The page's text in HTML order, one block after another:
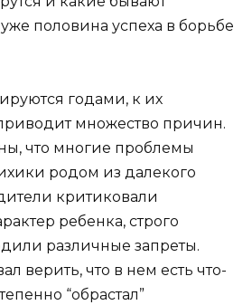
половина успеха в борьбе
годами, к их
множество причин.
что многие проблемы
родом из далекого
критиковали
ребенка, строго
различные запреты.
верить, что в нем есть что-
“обрастал”